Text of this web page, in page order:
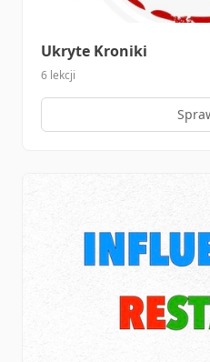
Ukryte Kroniki
6 lekcji